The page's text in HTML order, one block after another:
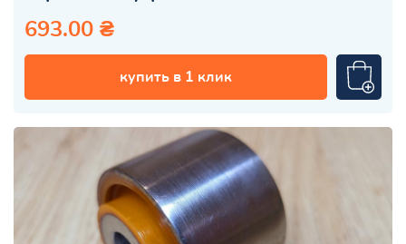
693.00 ₴
купить в 1 клик